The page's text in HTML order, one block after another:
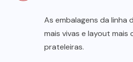
As embalagens da linha
mais vivas e layout
prateleiras.